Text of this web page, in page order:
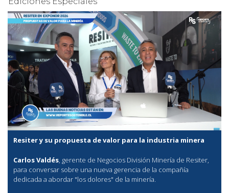
Resiter y su propuesta de valor para la industria minera
Carlos Valdés, gerente de Negocios División Minería de Resiter,
para conversar sobre una nueva gerencia de la compañía
dedicada a abordar "los dolores" de la minería.